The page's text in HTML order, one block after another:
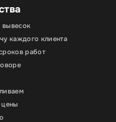
вывесок
каждого клиента
работ
цены